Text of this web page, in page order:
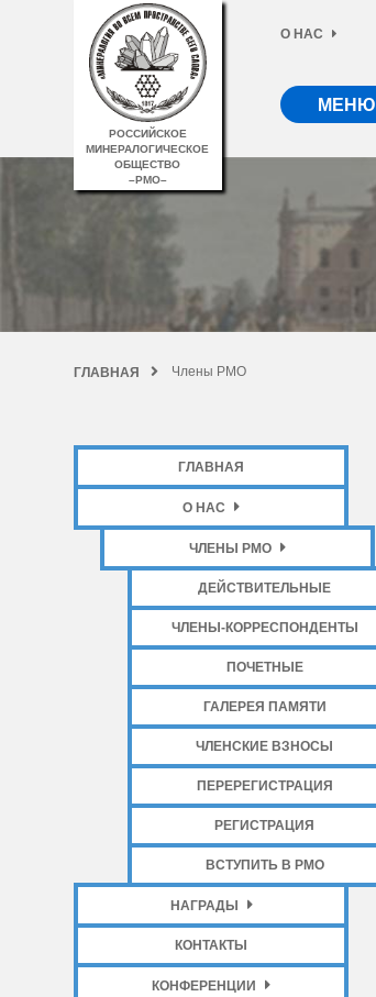
РОССИЙСКОЕ
МИНЕРАЛОГИЧЕСКОЕ
ОБЩЕСТВО
–РМО–
О НАС
МЕНЮ
ГЛАВНАЯ Члены РМО
ГЛАВНАЯ
О НАС
ЧЛЕНЫ РМО
ДЕЙСТВИТЕЛЬНЫЕ
ЧЛЕНЫ-КОРРЕСПОНДЕНТЫ
ПОЧЕТНЫЕ
ГАЛЕРЕЯ ПАМЯТИ
ЧЛЕНСКИЕ ВЗНОСЫ
ПЕРЕРЕГИСТРАЦИЯ
РЕГИСТРАЦИЯ
ВСТУПИТЬ В РМО
НАГРАДЫ
КОНТАКТЫ
КОНФЕРЕНЦИИ